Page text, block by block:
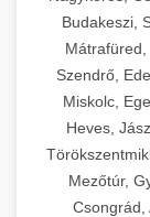
Budakeszi,
Mátrafüred,
Szendrő,
Miskolc,
Heves,
Mezőtúr,
Csongrád,